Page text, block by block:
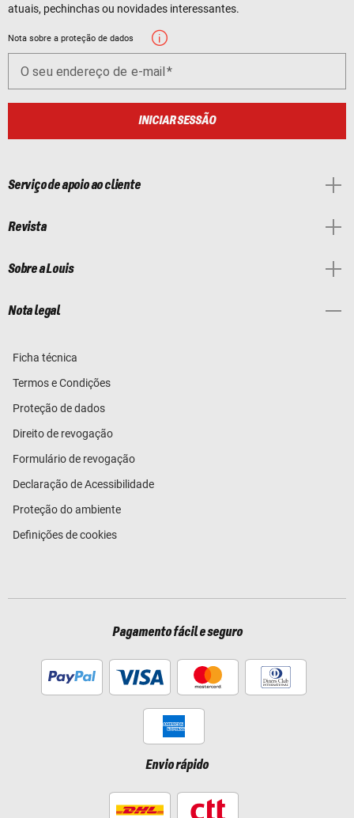
atuais, pechinchas ou novidades interessantes.
Nota sobre a proteção de dados
O seu endereço de e-mail
INICIAR SESSÃO
Serviço de apoio ao cliente
Revista
Sobre a Louis
Nota legal
Ficha técnica
Termos e Condições
Proteção de dados
Direito de revogação
Formulário de revogação
Declaração de Acessibilidade
Proteção do ambiente
Definições de cookies
Pagamento fácil e seguro
Envio rápido